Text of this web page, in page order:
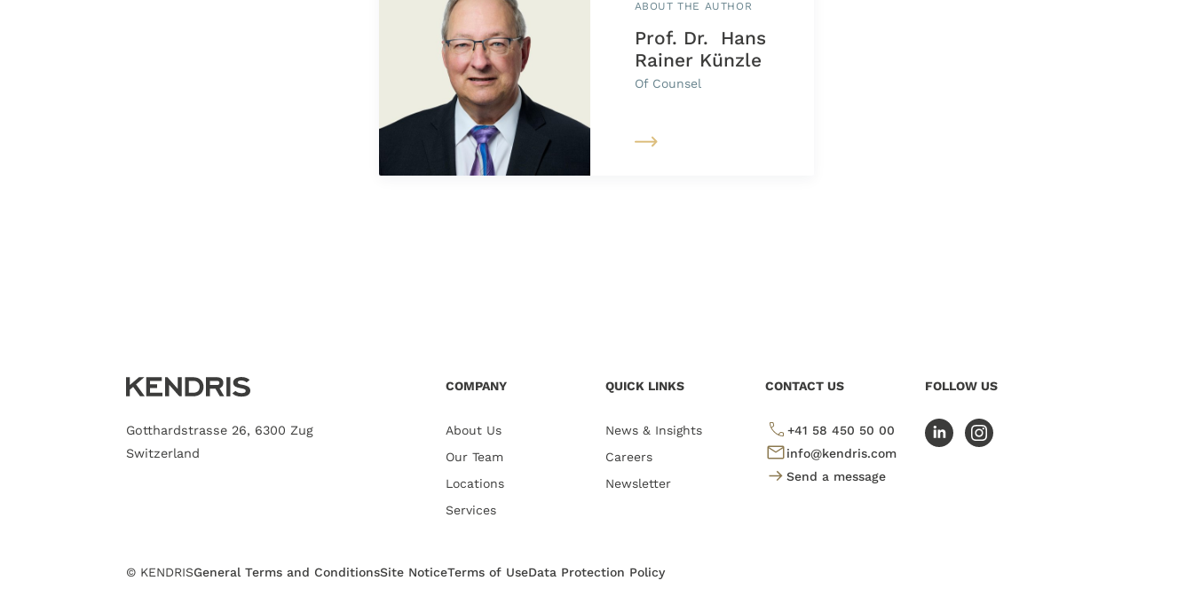
ABOUT THE AUTHOR
Prof. Dr. Hans
Rainer Künzle
Of Counsel
Gotthardstrasse 26, 6300 Zug
Switzerland
COMPANY
About Us
Our Team
Locations
Services
QUICK LINKS
News & Insights
Careers
Newsletter
CONTACT US
+41 58 450 50 00
info@kendris.com
Send a message
FOLLOW US
© KENDRISGeneral Terms and ConditionsSite NoticeTerms of UseData Protection Policy